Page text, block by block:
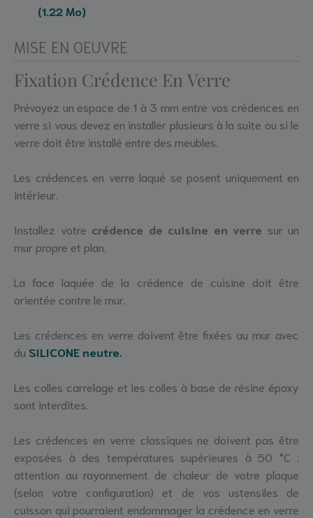
(1.22 Mo)
MISE EN OEUVRE
Fixation Crédence En Verre
Prévoyez un espace de 1 à 3 mm entre vos crédences en
verre si vous devez en installer plusieurs à la suite ou si le
verre doit être installé entre des meubles.
Les crédences en verre laqué se posent uniquement en
intérieur.
Installez votre crédence de cuisine en verre sur un
mur propre et plan.
La face laquée de la crédence de cuisine doit être
orientée contre le mur.
Les crédences en verre doivent être fixées au mur avec
du SILICONE neutre.
Les colles carrelage et les colles à base de résine époxy
sont interdites.
Les crédences en verre classiques ne doivent pas être
exposées à des températures supérieures à 50 °C :
attention au rayonnement de chaleur de votre plaque
(selon votre configuration) et de vos ustensiles de
cuisson qui pourraient endommager la crédence en verre